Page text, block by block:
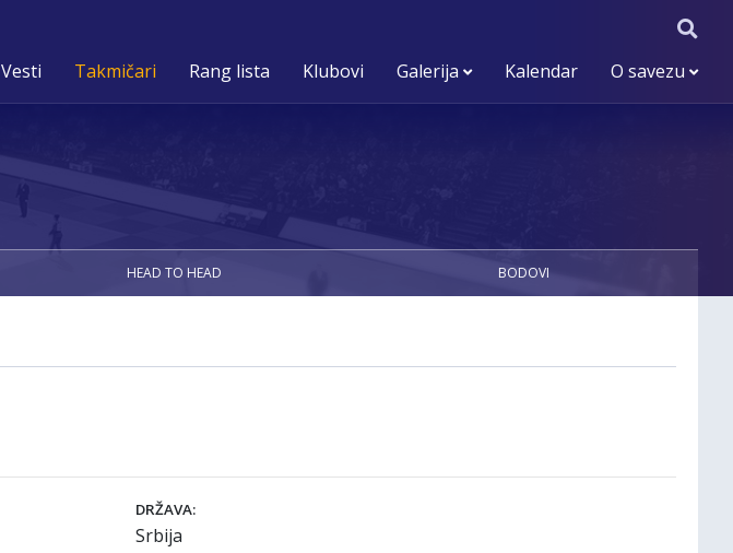
Vesti Takmičari Rang lista Klubovi Galerija Kalendar O savezu
HEAD TO HEAD BODOVI
DRŽAVA:
Srbija